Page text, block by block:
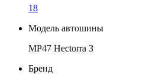
18
Модель автошины
MP47 Hectorra 3
Бренд